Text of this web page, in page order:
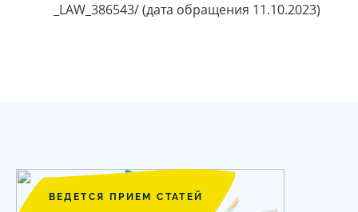
_LAW_386543/ (дата обращения 11.10.2023)
ВЕДЕТСЯ ПРИЕМ СТАТЕЙ